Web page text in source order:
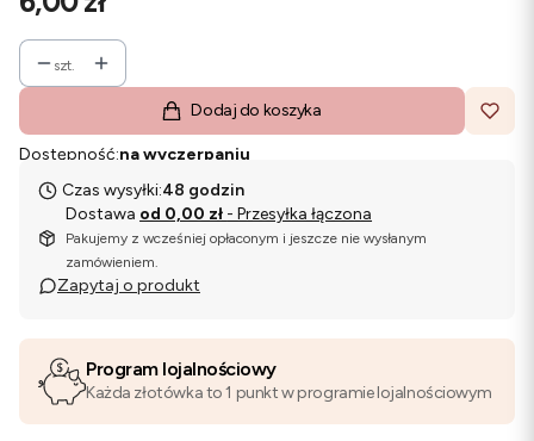
szt.
Dodaj do koszyka
Dostępność:na wyczerpaniu
Czas wysyłki:48 godzin
Dostawa od 0,00 zł - Przesyłka łączona
Pakujemy z wcześniej opłaconym i jeszcze nie wysłanym
zamówieniem.
Zapytaj o produkt
Program lojalnościowy
Każda złotówka to 1 punkt w programie lojalnościowym